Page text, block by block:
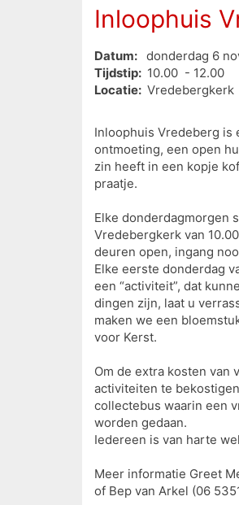
Inloophuis
Datum:
donderdag 6
Tijdstip: 10.00 - 12.00
Locatie: Vredebergkerk
Inloophuis Vredeberg is
ontmoeting, een open
zin heeft in een kopje
praatje.
Elke donderdagmorgen
Vredebergkerk van
deuren open, ingang
Elke eerste donderdag
een “activiteit”, dat
dingen zijn, laat u
maken we een
voor Kerst.
Om de extra kosten van
activiteiten te
collectebus waarin een
worden gedaan.
Iedereen is van harte
Meer informatie Greet
of Bep van Arkel (06